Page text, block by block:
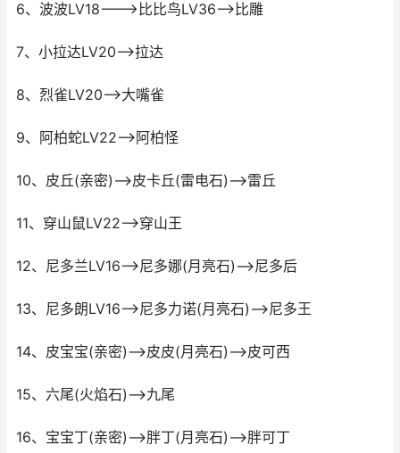
6、波波LV18--->比比鸟LV36-->比雕
7、小拉达LV20-->拉达
8、烈雀LV20-->大嘴雀
9、阿柏蛇LV22-->阿柏怪
10、皮丘(亲密)-->皮卡丘(雷电石)-->雷丘
11、穿山鼠LV22-->穿山王
12、尼多兰LV16-->尼多娜(月亮石)-->尼多后
13、尼多朗LV16-->尼多力诺(月亮石)-->尼多王
14、皮宝宝(亲密)-->皮皮(月亮石)-->皮可西
15、六尾(火焰石)-->九尾
16、宝宝丁(亲密)-->胖丁(月亮石)-->胖可丁